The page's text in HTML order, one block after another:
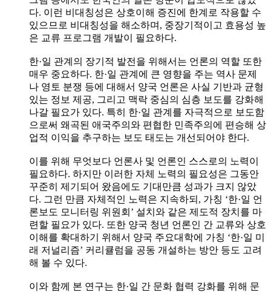
다. 이런 비대칭성은 상호이해 증진에 한계로 작용할 수
있으므로 비대칭성을 해소하며, 중장기적이고 효용성 높
은 교류 프로그램 개발이 필요하다.
한·일 관계의 장기적 발전을 위해서는 언론의 역할 또한
매우 중요하다. 한·일 관계에 큰 영향을 주는 역사 문제
나 영토 분쟁 등에 대해서 양국 언론은 사실 기반과 균형
있는 정보 제공, 그리고 맥락 중심의 심층 보도를 강화해
나갈 필요가 있다. 특히 한·일 관계를 자극적으로 보도함
으로써 왜곡된 애국주의와 편협한 민족주의에 편승해 상
업적 이익을 추구하는 보도 태도는 개선되어야 한다.
이를 위해 무엇보다 언론사 및 언론인 스스로의 노력이
필요하다. 하지만 이러한 자체 노력의 필요성은 그동안
꾸준히 제기되어 왔음에도 기대만큼 성과가 크지 않았
다. 그런 만큼 자체적인 노력은 지속하되, 가칭 ‘한·일 언
론보도 모니터링 위원회’ 설치와 같은 제도적 장치를 마
련할 필요가 있다. 또한 양국 청년 언론인 간 교류와 상호
이해를 확대하기 위해서 양국 주요대학에 가칭 ‘한·일 미
래 저널리즘’ 커리큘럼을 공동 개설하는 방안 등도 고려
해 볼 수 있다.
이와 함께 본 연구는 한·일 간 문화 협력 강화를 위해 문